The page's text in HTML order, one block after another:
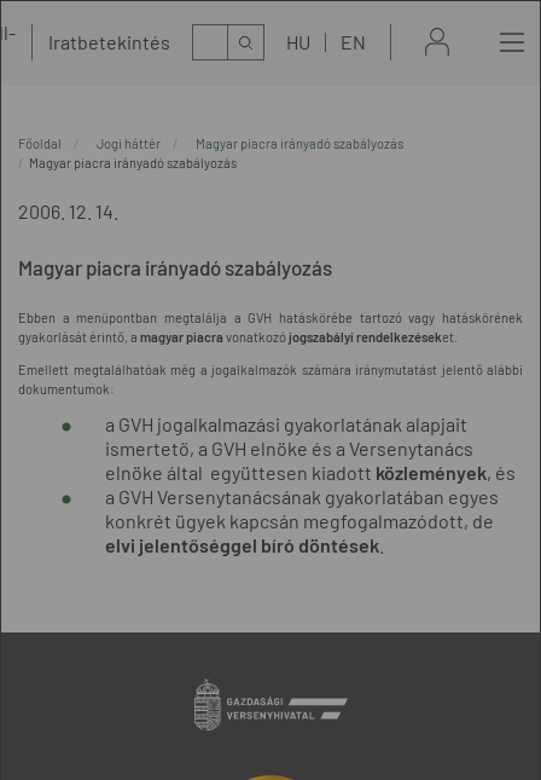
Iratbetekintés Kereső HU EN
Főoldal Jogi háttér
Magyar piacra irányadó szabályozás
Magyar piacra irányadó szabályozás
2006. 12. 14.
Magyar piacra irányadó szabályozás
Ebben a menüpontban megtalálja a GVH hatáskörébe tartozó vagy hatáskörének
gyakorlását érintő, a magyar piacra vonatkozójogszabályi rendelkezéseket.
Emellett megtalálhatóak még a jogalkalmazók számára iránymutatást jelentő alábbi
dokumentumok:
a GVH jogalkalmazási gyakorlatának alapjait
ismertető, a GVH elnöke és a Versenytanács
elnöke által együttesen kiadott közlemények, és
a GVH Versenytanácsának gyakorlatában egyes
konkrét ügyek kapcsán megfogalmazódott, de
elvi jelentőséggel bíró döntések